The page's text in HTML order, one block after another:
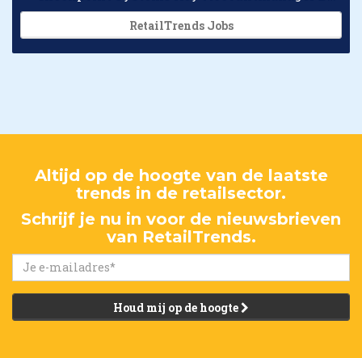
RetailTrends Jobs
Altijd op de hoogte van de laatste
trends in de retailsector.
Schrijf je nu in voor de nieuwsbrieven
van RetailTrends.
Houd mij op de hoogte